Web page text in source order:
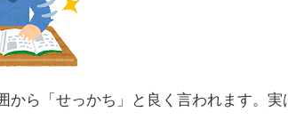
から「せっかち」と良く言われます。実